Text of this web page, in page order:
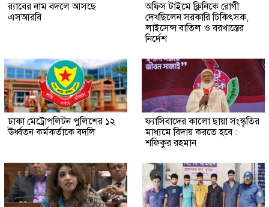
র‍্যাবের নাম বদলে আসছে
এসআরবি
অফিস টাইমে ক্লিনিকে রোগী
দেখছিলেন সরকারি চিকিৎসক,
লাইসেন্স বাতিল ও বরখাস্তের
নির্দেশ
ঢাকা মেট্রোপলিটন পুলিশের ১২
ঊর্ধ্বতন কর্মকর্তাকে বদলি
ফ্যাসিবাদের কালো ছায়া সংস্কৃতির
মাধ্যমে বিদায় করতে হবে :
শফিকুর রহমান